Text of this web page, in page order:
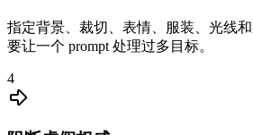
指定背景、裁切、表情、服装、光线
要让一个 prompt 处理过多目标。
4